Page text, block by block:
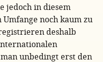
jedoch in diesem
noch kaum zu
deshalb
unbedingt erst den